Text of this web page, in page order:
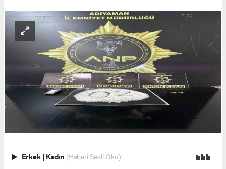
Erkek | Kadın (Haberi Sesli Oku)